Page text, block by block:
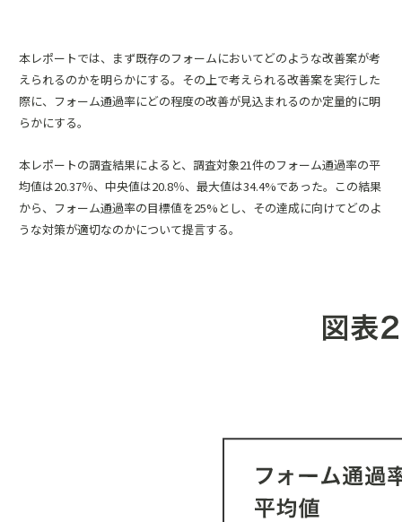
本レポートでは、まず既存のフォームにおいてどのような改善案が考
えられるのかを明らかにする。その上で考えられる改善案を実行した
際に、フォーム通過率にどの程度の改善が見込まれるのか定量的に明
らかにする。
本レポートの調査結果によると、調査対象21件のフォーム通過率の平
均値は20.37％、中央値は20.8％、最大値は34.4%であった。この結果
から、フォーム通過率の目標値を25%とし、その達成に向けてどのよ
うな対策が適切なのかについて提言する。